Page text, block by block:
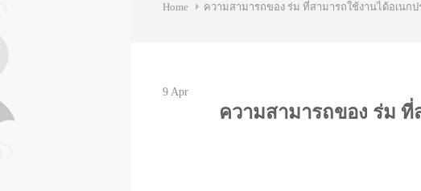
Home ความสามารถของ ร่ม ที่สามารถใช้งานได้อเนกป
9 Apr
ความสามารถของ ร่ม ที่